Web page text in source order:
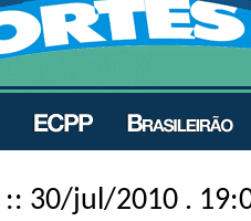
:: 30/jul/2010 .